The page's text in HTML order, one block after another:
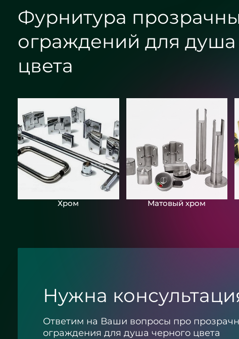
Фурнитура
ограждений для душа
цвета
Хром Матовый хром
Нужна
Ответим на Ваши вопросы про
ограждения для душа черного цвета
Круглое зеркало бронза с
подсветкой - ЖК «Граф Орлов»